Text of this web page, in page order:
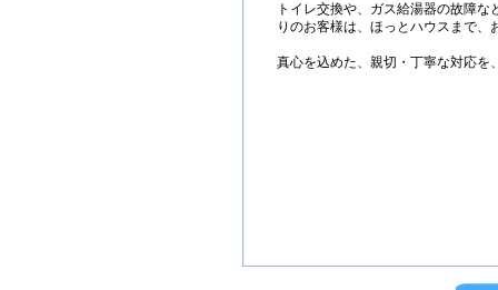
トイレ交換や、ガス給湯器の故障
りのお客様は、ほっとハウスまで、
真心を込めた、親切・丁寧な対応を